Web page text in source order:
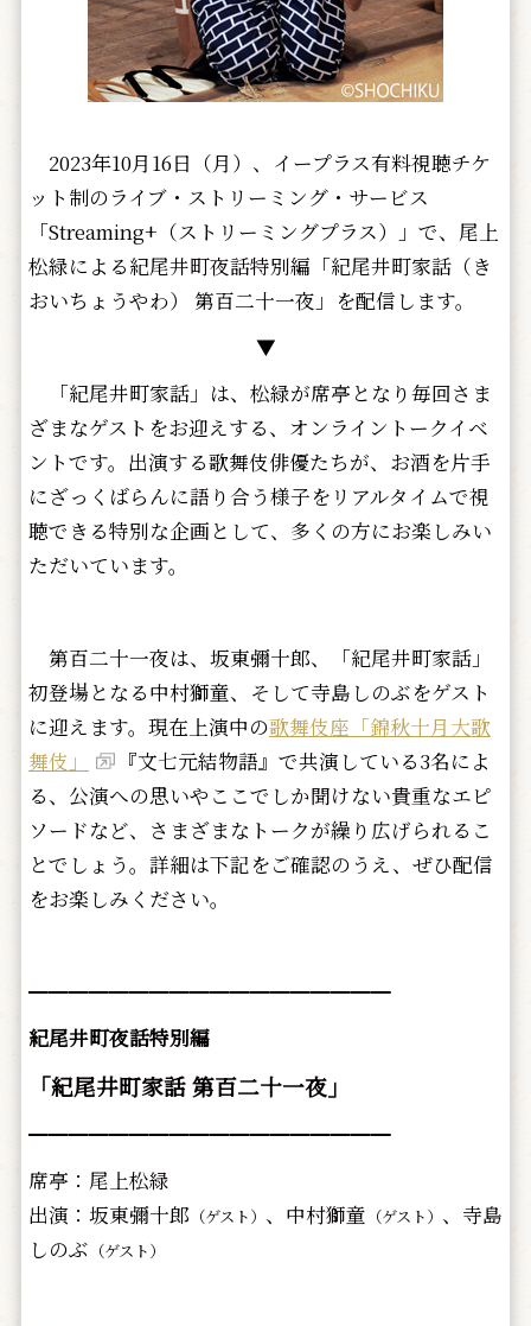
2023年10月16日（月）、イープラス有料視聴チケ
ット制のライブ・ストリーミング・サービス
「Streaming+（ストリーミングプラス）」で、尾上
松緑による紀尾井町夜話特別編「紀尾井町家話（き
おいちょうやわ） 第百二十一夜」を配信します。
▼
「紀尾井町家話」は、松緑が席亭となり毎回さま
ざまなゲストをお迎えする、オンライントークイベ
ントです。出演する歌舞伎俳優たちが、お酒を片手
にざっくばらんに語り合う様子をリアルタイムで視
聴できる特別な企画として、多くの方にお楽しみい
ただいています。
第百二十一夜は、坂東彌十郎、「紀尾井町家話」
初登場となる中村獅童、そして寺島しのぶをゲスト
に迎えます。現在上演中の歌舞伎座「錦秋十月大歌
舞伎」
『文七元結物語』で共演している3名によ
る、公演への思いやここでしか聞けない貴重なエピ
ソードなど、さまざまなトークが繰り広げられるこ
とでしょう。詳細は下記をご確認のうえ、ぜひ配信
をお楽しみください。
━━━━━━━━━━━━━━━━━━
紀尾井町夜話特別編
「紀尾井町家話 第百二十一夜」
━━━━━━━━━━━━━━━━━━
席亭：尾上松緑
出演：坂東彌十郎（ゲスト） 、中村獅童 （ゲスト） 、寺島
しのぶ （ゲスト）